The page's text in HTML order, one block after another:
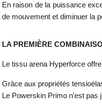
En raison de la puissance
de mouvement et diminuer la
LA PREMIÈRE
Le tissu arena Hyperforce
Grâce aux propriétés
Le Powerskin Primo n'est pas